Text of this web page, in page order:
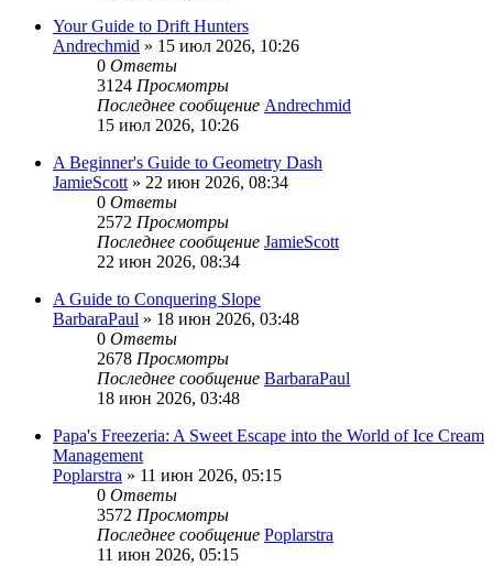
Your Guide to Drift Hunters
Andrechmid » 15 июл 2026, 10:26
0 Ответы
3124 Просмотры
Последнее сообщение Andrechmid
15 июл 2026, 10:26
A Beginner's Guide to Geometry Dash
JamieScott » 22 июн 2026, 08:34
0 Ответы
2572 Просмотры
Последнее сообщение JamieScott
22 июн 2026, 08:34
A Guide to Conquering Slope
BarbaraPaul » 18 июн 2026, 03:48
0 Ответы
2678 Просмотры
Последнее сообщение BarbaraPaul
18 июн 2026, 03:48
Papa's Freezeria: A Sweet Escape into the World of Ice Cream
Management
Poplarstra » 11 июн 2026, 05:15
0 Ответы
3572 Просмотры
Последнее сообщение Poplarstra
11 июн 2026, 05:15